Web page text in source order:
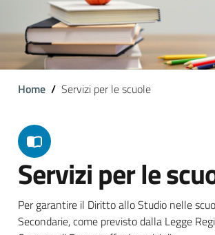
Home Servizi per le scuole
Servizi per le
Per garantire il Diritto allo Studio nelle
Secondarie, come previsto dalla Legge